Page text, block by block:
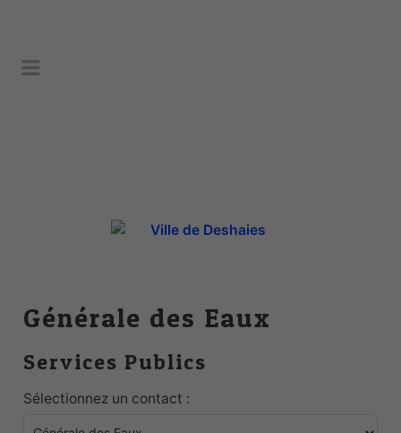
Générale des Eaux
Services Publics
Sélectionnez un contact :